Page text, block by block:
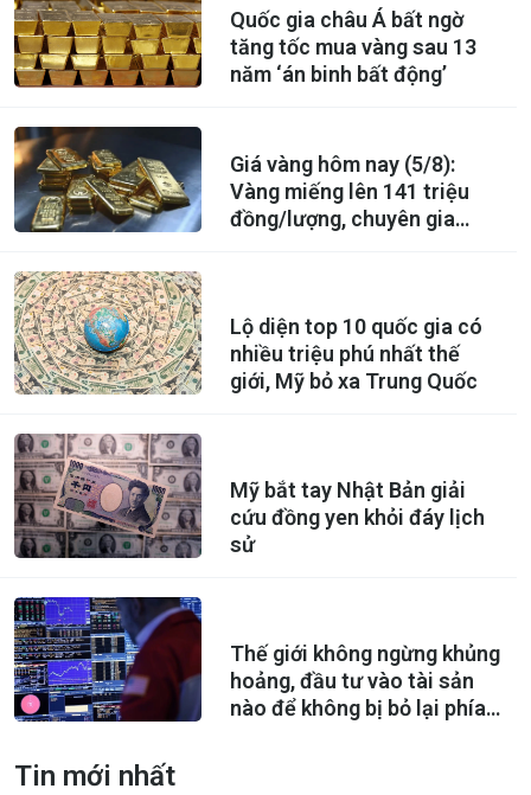
lừa đảo xuyên quốc gia
Quốc gia châu Á bất ngờ
tăng tốc mua vàng sau 13
năm ‘án binh bất động’
Giá vàng hôm nay (5/8):
Vàng miếng lên 141 triệu
đồng/lượng, chuyên gia
Lộ diện top 10 quốc gia có
nhiều triệu phú nhất thế
giới, Mỹ bỏ xa Trung Quốc
Mỹ bắt tay Nhật Bản giải
cứu đồng yen khỏi đáy lịch
sử
Thế giới không ngừng khủng
hoảng, đầu tư vào tài sản
nào để không bị bỏ lại phía
Tin mới nhất